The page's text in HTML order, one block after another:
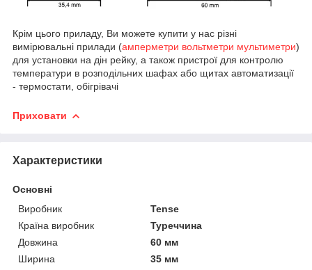
Крім цього приладу, Ви можете купити у нас різні
вимірювальні прилади (амперметри вольтметри мультиметри)
для установки на дін рейку, а також пристрої для контролю
температури в розподільних шафах або щитах автоматизації
- термостати, обігрівачі
Приховати
Характеристики
Основні
Виробник
Tense
Країна виробник
Туреччина
Довжина
60 мм
Ширина
35 мм